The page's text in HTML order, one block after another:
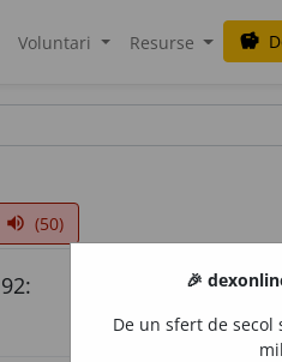
Voluntari Resurse savings
volume_up (50)
🎉
De un sfert de